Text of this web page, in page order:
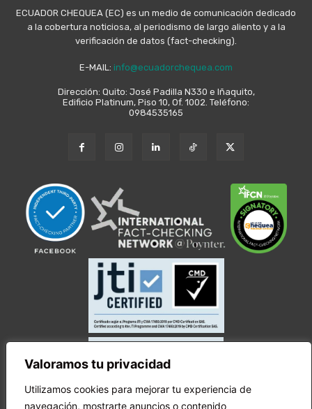
Valoramos tu privacidad
Utilizamos cookies para mejorar tu experiencia de
navegación, mostrarte anuncios o contenido
ECUADOR CHEQUEA (EC) es un medio de comunicación dedicado
a la cobertura noticiosa, al periodismo de largo aliento y a la
verificación de datos (fact-checking).
E-MAIL: info@ecuadorchequea.com
Dirección: Quito: José Padilla N330 e Iñaquito,
Edificio Platinum, Piso 10, Of. 1002. Teléfono:
0984535165